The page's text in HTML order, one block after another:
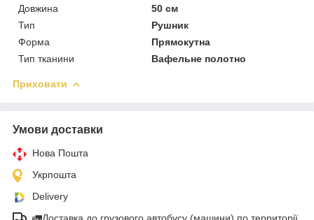
Довжина
50 см
Тип
Рушник
Форма
Прямокутна
Тип тканини
Вафельне полотно
Приховати
Умови доставки
Нова Пошта
Укрпошта
Delivery
🚛Доставка до грузового автобусу (машини) по территорії